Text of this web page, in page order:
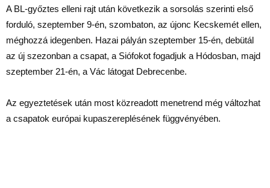
A BL-győztes elleni rajt után következik a sorsolás szerinti első
forduló, szeptember 9-én, szombaton, az újonc Kecskemét ellen,
méghozzá idegenben. Hazai pályán szeptember 15-én, debütál
az új szezonban a csapat, a Siófokot fogadjuk a Hódosban, majd
szeptember 21-én, a Vác látogat Debrecenbe.
Az egyeztetések után most közreadott menetrend még változhat
a csapatok európai kupaszereplésének függvényében.